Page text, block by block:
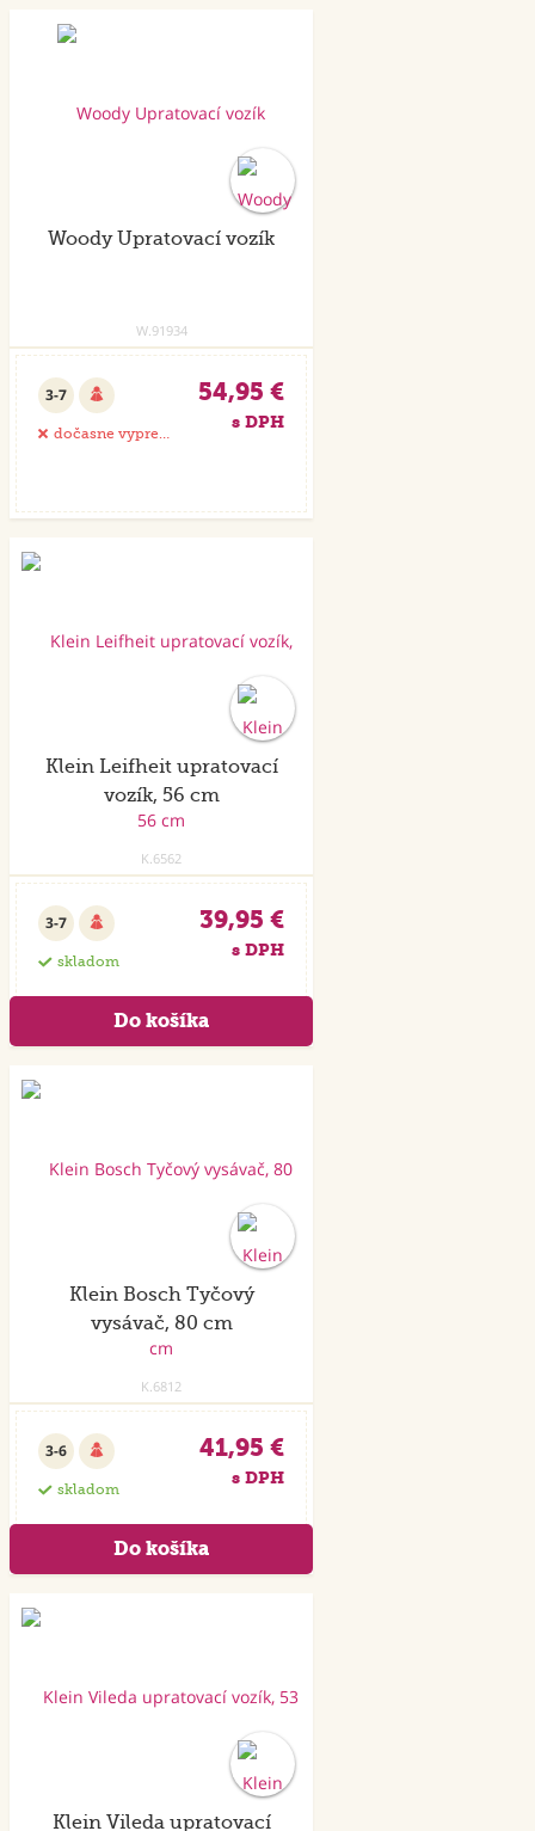
Woody Upratovací vozík
W.91934
3-7
dočasne vypredané
54,95 €
s DPH
Klein Leifheit upratovací
vozík, 56 cm
K.6562
3-7
skladom
39,95 €
s DPH
Klein Bosch Tyčový
vysávač, 80 cm
K.6812
3-6
skladom
41,95 €
s DPH
Klein Vileda upratovací